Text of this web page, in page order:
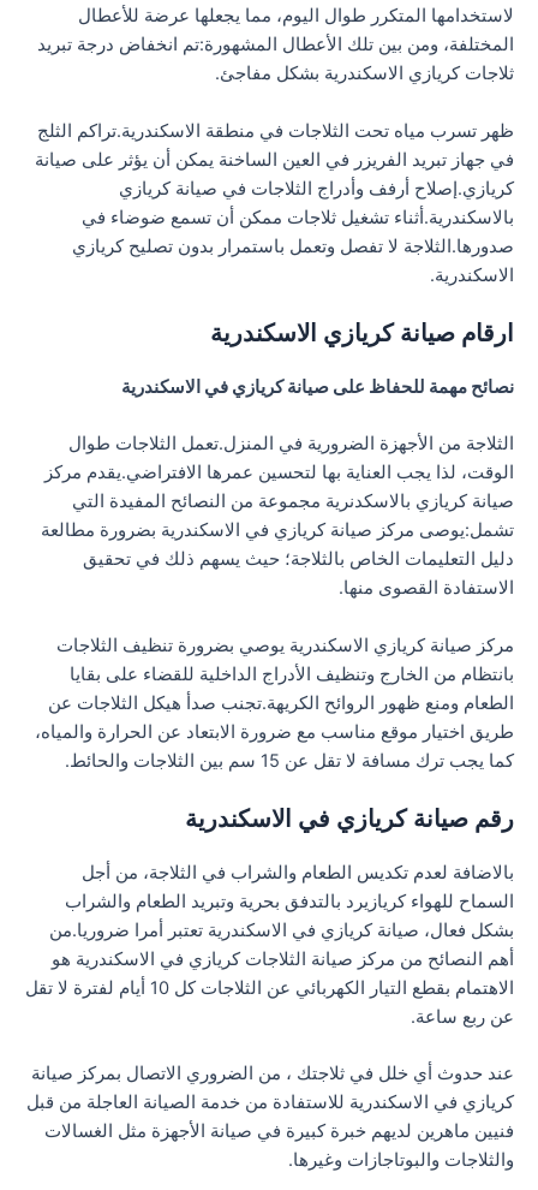
لاستخدامها المتكرر طوال اليوم، مما يجعلها عرضة للأعطال
المختلفة، ومن بين تلك الأعطال المشهورة:تم انخفاض درجة تبريد
ثلاجات كريازي الاسكندرية بشكل مفاجئ.
ظهر تسرب مياه تحت الثلاجات في منطقة الاسكندرية.تراكم الثلج
في جهاز تبريد الفريزر في العين الساخنة يمكن أن يؤثر على صيانة
كريازي.إصلاح أرفف وأدراج الثلاجات في صيانة كريازي
بالاسكندرية.أثناء تشغيل ثلاجات ممكن أن تسمع ضوضاء في
صدورها.الثلاجة لا تفصل وتعمل باستمرار بدون تصليح كريازي
الاسكندرية.
ارقام صيانة كريازي الاسكندرية
نصائح مهمة للحفاظ على صيانة كريازي في الاسكندرية
الثلاجة من الأجهزة الضرورية في المنزل.تعمل الثلاجات طوال
الوقت، لذا يجب العناية بها لتحسين عمرها الافتراضي.يقدم مركز
صيانة كريازي بالاسكدنرية مجموعة من النصائح المفيدة التي
تشمل:يوصى مركز صيانة كريازي في الاسكندرية بضرورة مطالعة
دليل التعليمات الخاص بالثلاجة؛ حيث يسهم ذلك في تحقيق
الاستفادة القصوى منها.
مركز صيانة كريازي الاسكندرية يوصي بضرورة تنظيف الثلاجات
بانتظام من الخارج وتنظيف الأدراج الداخلية للقضاء على بقايا
الطعام ومنع ظهور الروائح الكريهة.تجنب صدأ هيكل الثلاجات عن
طريق اختيار موقع مناسب مع ضرورة الابتعاد عن الحرارة والمياه،
كما يجب ترك مسافة لا تقل عن 15 سم بين الثلاجات والحائط.
رقم صيانة كريازي في الاسكندرية
بالاضافة لعدم تكديس الطعام والشراب في الثلاجة، من أجل
السماح للهواء كريازيرد بالتدفق بحرية وتبريد الطعام والشراب
بشكل فعال، صيانة كريازي في الاسكندرية تعتبر أمرا ضروريا.من
أهم النصائح من مركز صيانة الثلاجات كريازي في الاسكندرية هو
الاهتمام بقطع التيار الكهربائي عن الثلاجات كل 10 أيام لفترة لا تقل
عن ربع ساعة.
عند حدوث أي خلل في ثلاجتك ، من الضروري الاتصال بمركز صيانة
كريازي في الاسكندرية للاستفادة من خدمة الصيانة العاجلة من قبل
فنيين ماهرين لديهم خبرة كبيرة في صيانة الأجهزة مثل الغسالات
والثلاجات والبوتاجازات وغيرها.